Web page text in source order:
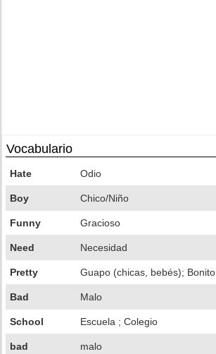
Vocabulario
Hate Odio
Boy Chico/Niño
Funny Gracioso
Need Necesidad
Pretty Guapo (chicas, bebés); Bonito
Bad Malo
School Escuela ; Colegio
bad malo